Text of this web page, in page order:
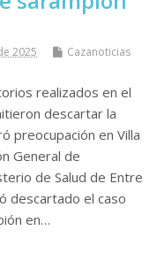
2025
Cazanoticias
realizados en el
descartar la
preocupación en Villa
General de
de Salud de Entre
descartado el caso
en…